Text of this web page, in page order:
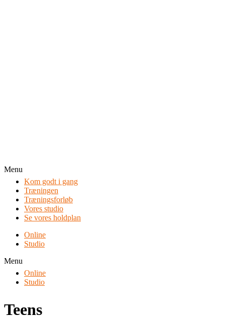
Menu
Kom godt i gang
Træningen
Træningsforløb
Vores studio
Se vores holdplan
Online
Studio
Menu
Online
Studio
Teens